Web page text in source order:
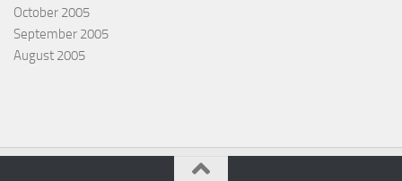
October 2005
September 2005
August 2005